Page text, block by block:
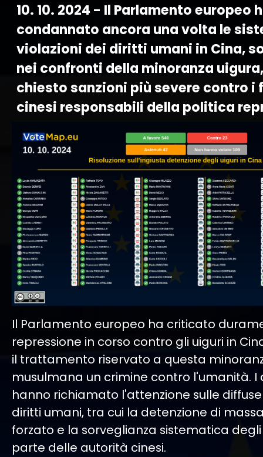
10. 10. 2024 - Il Parlamento europeo
condannato ancora una volta le
violazioni dei diritti umani in Cina,
nei confronti della minoranza
chiesto sanzioni più severe contro i
cinesi responsabili della politica
Il Parlamento europeo ha criticato
repressione in corso contro gli uiguri in
il trattamento riservato a questa
musulmana un crimine contro l'umanità.
hanno richiamato l'attenzione sulle
diritti umani, tra cui la detenzione di
forzato e la sorveglianza sistematica
parte delle autorità cinesi.